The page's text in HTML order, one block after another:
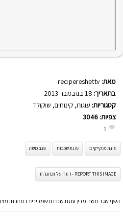
מאת: recipereshettv
בתאריך:
קטגוריות: עוגות, קינוחים, שוקולד
צפיות: 3046
1
עוגת פנקייקים עוגת שכבות שגב משה
REPORT THIS IMAGE - דווח על תמונה זו
השף שגב משה מכין עוגת שכבות שמכינים במחבת